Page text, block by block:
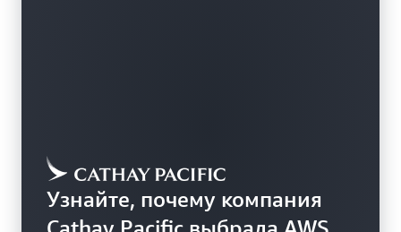
Узнайте, почему компания